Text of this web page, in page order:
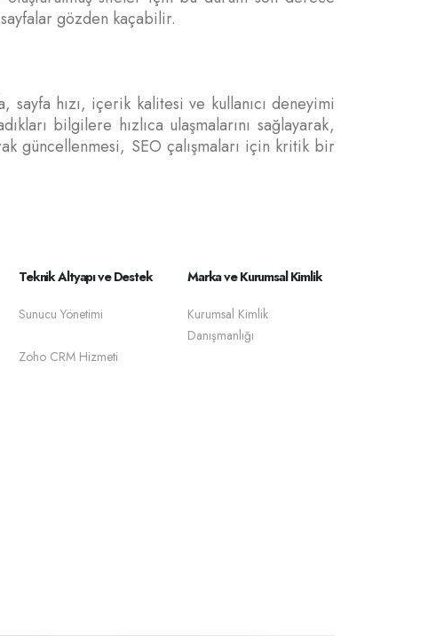
gözden kaçabilir.
hızı, içerik kalitesi ve kullanıcı deneyimi
bilgilere hızlıca ulaşmalarını sağlayarak,
güncellenmesi, SEO çalışmaları için kritik bir
Teknik Altyapı ve Destek
Sunucu Yönetimi
Zoho CRM Hizmeti
Marka ve Kurumsal Kimlik
Kurumsal Kimlik
Danışmanlığı